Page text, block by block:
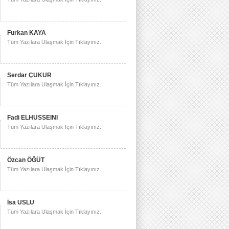
Furkan KAYA
Tüm Yazılara Ulaşmak İçin Tıklayınız.
Serdar ÇUKUR
Tüm Yazılara Ulaşmak İçin Tıklayınız.
Fadi ELHUSSEINI
Tüm Yazılara Ulaşmak İçin Tıklayınız.
Özcan ÖĞÜT
Tüm Yazılara Ulaşmak İçin Tıklayınız.
İsa USLU
Tüm Yazılara Ulaşmak İçin Tıklayınız.